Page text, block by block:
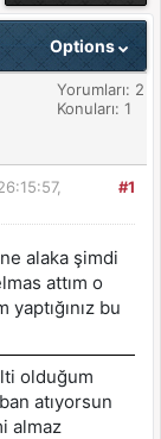
Options
Yorumları: 2
Konuları: 1
#1
alaka şimdi
attım o
bu
olduğum
atıyorsun
almaz